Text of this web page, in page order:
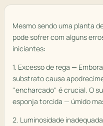
Mesmo sendo uma planta
pode sofrer com alguns
iniciantes:
1. Excesso de rega —
substrato causa
"encharcado" é crucial. O
esponja torcida — úmido
2. Luminosidade